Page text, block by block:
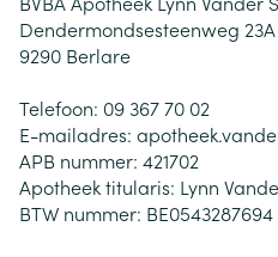
Dendermondsesteenweg 23A
9290 Berlare
Telefoon: 09 367 70 02
E-mailadres:
APB nummer: 421702
Apotheek titularis: Lynn
BTW nummer: BE0543287694